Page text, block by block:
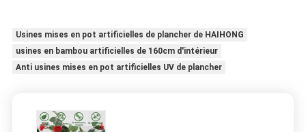
Usines mises en pot artificielles de plancher de HAIHONG
usines en bambou artificielles de 160cm d'intérieur
Anti usines mises en pot artificielles UV de plancher